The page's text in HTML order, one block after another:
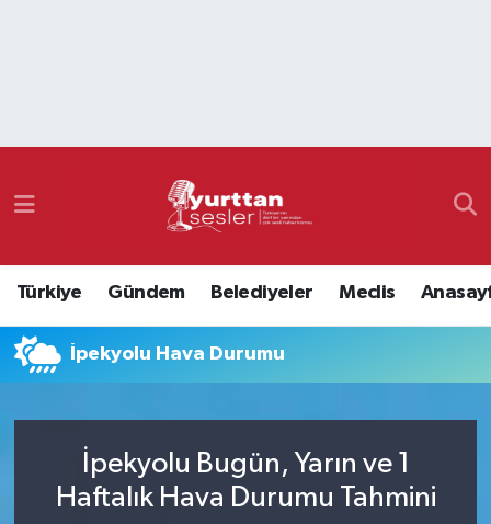
Türkiye Gündem Belediyeler Meclis
İpekyolu Hava Durumu
İpekyolu Bugün, Yarın ve 1
Haftalık Hava Durumu Tahmini
Namaz Vakitleri
Süper Lig Puan Durumu ve Fikstür
Tüm Manşetler
Son Dakika Haberleri
Haber Arşivi